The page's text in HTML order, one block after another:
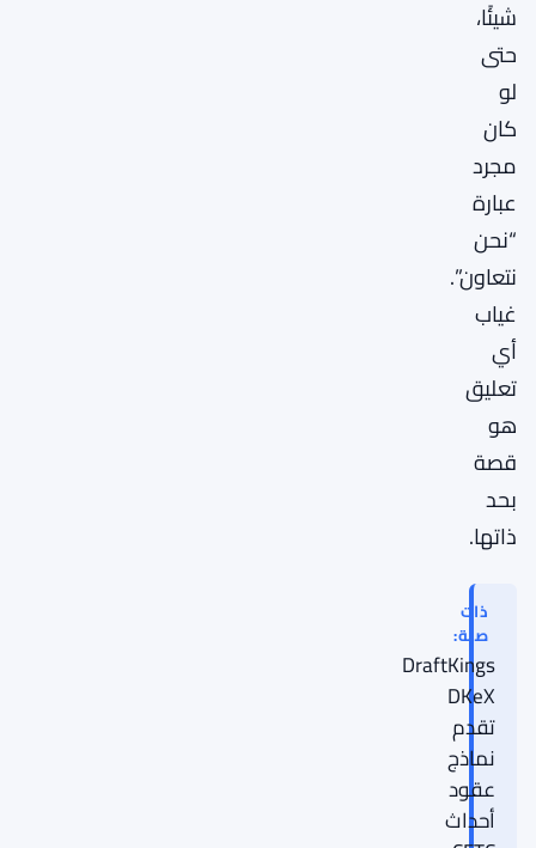
شيئًا،
حتى
لو
كان
مجرد
عبارة
“نحن
نتعاون”.
غياب
أي
تعليق
هو
قصة
بحد
ذاتها.
ذات
صلة:
DraftKings
DKeX
تقدم
نماذج
عقود
أحداث